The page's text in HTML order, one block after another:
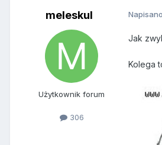
meleskul
Użytkownik forum
306
Napisano
Jak
Kolega